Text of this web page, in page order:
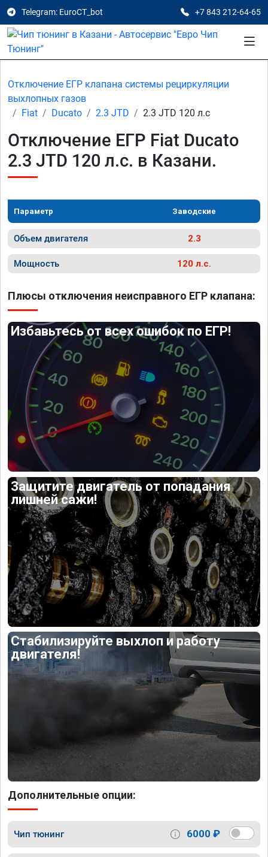
Telegram: EuroCT_bot +7 843 212-64-65
Отключение ЕГР клапана системы рециркуляции
выхлопных газов
Fiat
Ducato 2.3 JTD 2.3 JTD 120 л.с
Отключение ЕГР Fiat Ducato
2.3 JTD 120 л.с. в Казани.
Параметр Заводские
Объем двигателя 2.3
Мощность 120 л.с.
Плюсы отключения неисправного ЕГР клапана:
Избавьтесь от всех ошибок по ЕГР!
Защитите двигатель от попадания
лишней сажи!
Стабилизируйте выхлоп и работу
двигателя!
Дополнительные опции:
Чип тюнинг 6000 ₽